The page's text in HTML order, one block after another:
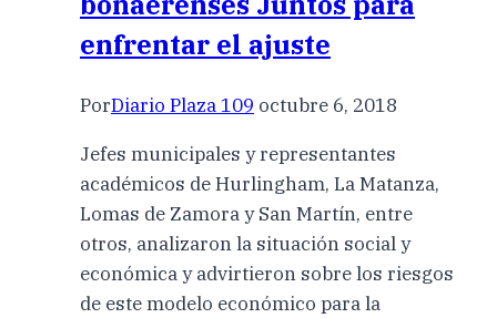
enfrentar el ajuste
PorDiario Plaza 109 octubre 6, 2018
Jefes municipales y representantes
académicos de Hurlingham, La Matanza,
Lomas de Zamora y San Martín, entre
otros, analizaron la situación social y
económica y advirtieron sobre los riesgos
de este modelo económico para la